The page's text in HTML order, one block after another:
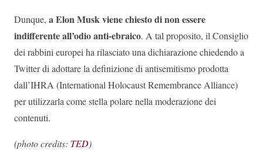
Dunque, a Elon Musk viene chiesto di non essere
indifferente all’odio anti-ebraico. A tal proposito, il Consiglio
dei rabbini europei ha rilasciato una dichiarazione chiedendo a
Twitter di adottare la definizione di antisemitismo prodotta
dall’IHRA (International Holocaust Remembrance Alliance)
per utilizzarla come stella polare nella moderazione dei
contenuti.
(photo credits: TED)